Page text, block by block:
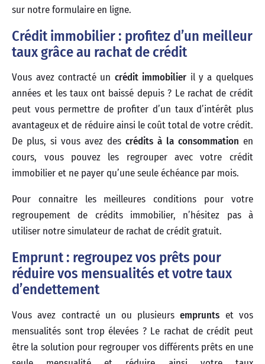
sur notre formulaire en ligne.
Crédit immobilier : profitez d’un meilleur
taux grâce au rachat de crédit
Vous avez contracté un crédit immobilier il y a quelques
années et les taux ont baissé depuis ? Le rachat de crédit
peut vous permettre de profiter d’un taux d’intérêt plus
avantageux et de réduire ainsi le coût total de votre crédit.
De plus, si vous avez des crédits à la consommation en
cours, vous pouvez les regrouper avec votre crédit
immobilier et ne payer qu’une seule échéance par mois.
Pour connaitre les meilleures conditions pour votre
regroupement de crédits immobilier, n’hésitez pas à
utiliser notre simulateur de rachat de crédit gratuit.
Emprunt : regroupez vos prêts pour
réduire vos mensualités et votre taux
d’endettement
Vous avez contracté un ou plusieursemprunts et vos
mensualités sont trop élevées ? Le rachat de crédit peut
être la solution pour regrouper vos différents prêts en une